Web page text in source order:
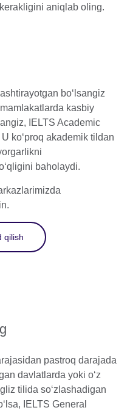
aniqlab oling.
bo‘lsangiz
kasbiy
IELTS Academic
ko‘proq akademik tildan
baholaydi.
qilish
pastroq darajada
davlatlarda yoki o‘z
tilida so‘zlashadigan
IELTS General